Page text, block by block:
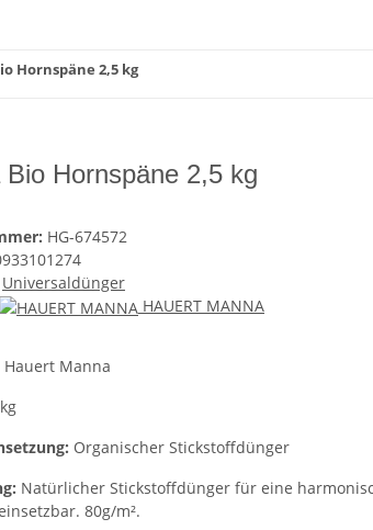
Hornspäne 2,5 kg
Bio Hornspäne 2,5 kg
HG-674572
Universaldünger
HAUERT MANNA
Hauert Manna
Organischer Stickstoffdünger
Natürlicher Stickstoffdünger für eine
80g/m².